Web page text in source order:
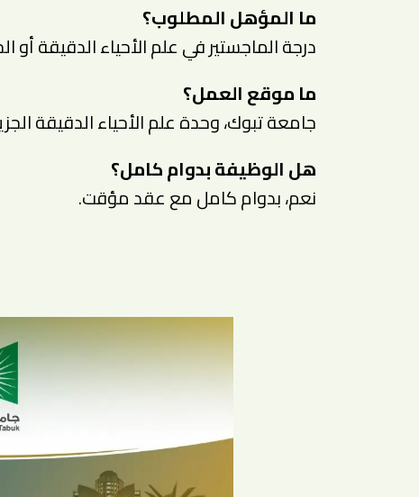
ما المؤهل المطلوب؟
درجة الماجستير في علم الأحياء الدقيقة أو
ما موقع العمل؟
جامعة تبوك، وحدة علم الأحياء الدقيقة
هل الوظيفة بدوام كامل؟
نعم، بدوام كامل مع عقد مؤقت.